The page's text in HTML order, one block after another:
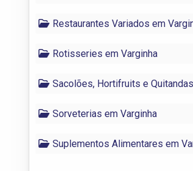
Restaurantes Variados em
Rotisseries em Varginha
Sacolões, Hortifruits e
Sorveterias em Varginha
Suplementos Alimentares em